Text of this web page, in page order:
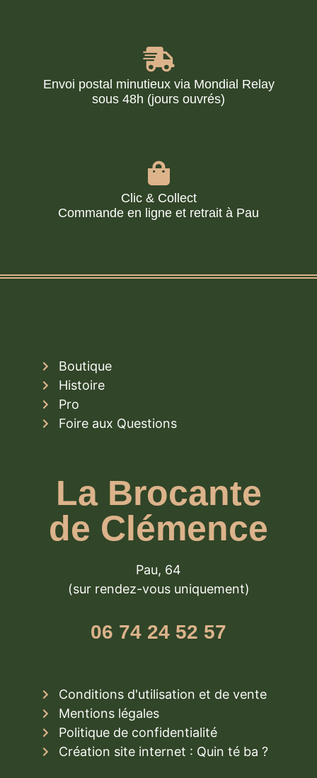
Envoi postal minutieux via Mondial Relay
sous 48h (jours ouvrés)
Clic & Collect
Commande en ligne et retrait à Pau
Boutique
Histoire
Pro
Foire aux Questions
La Brocante
de Clémence
Pau, 64
(sur rendez-vous uniquement)
06 74 24 52 57
Conditions d'utilisation et de vente
Mentions légales
Politique de confidentialité
Création site internet : Quin té ba ?